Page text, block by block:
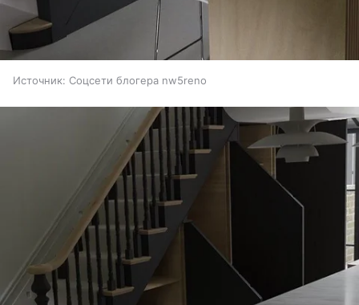
Источник: Соцсети блогера nw5reno